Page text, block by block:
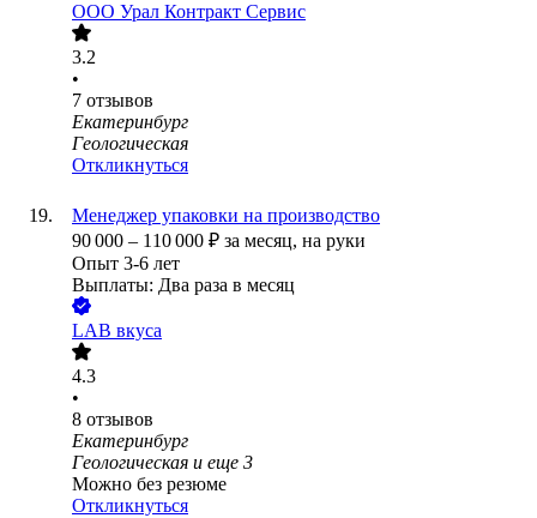
ООО Урал Контракт Сервис
3.2
•
7 отзывов
Екатеринбург
Геологическая
Откликнуться
Менеджер упаковки на производство
90 000 – 110 000 ₽ за месяц, на руки
Опыт 3-6 лет
Выплаты: Два раза в месяц
LAB вкуса
4.3
•
8 отзывов
Екатеринбург
Геологическая и еще 3
Можно без резюме
Откликнуться